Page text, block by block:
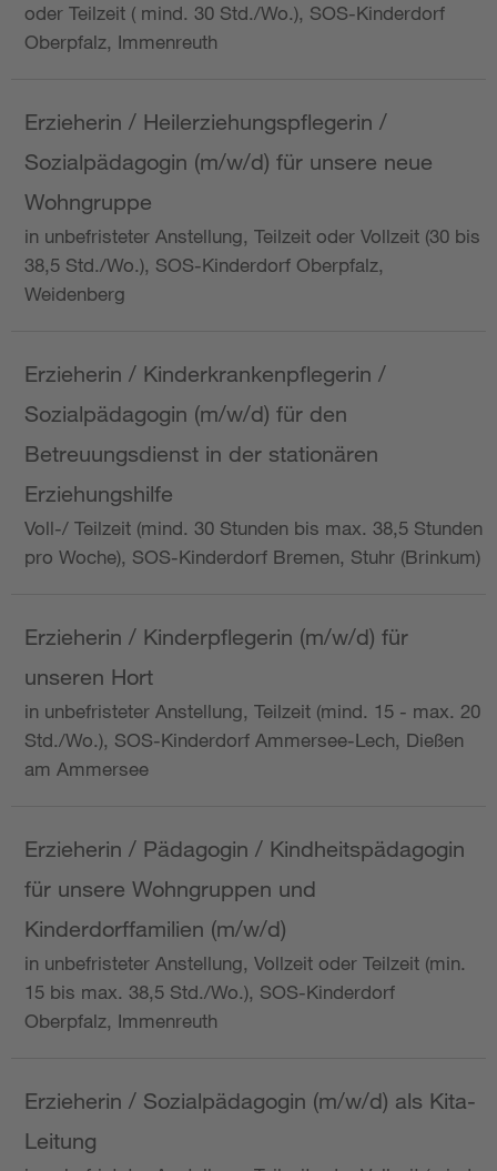
oder Teilzeit ( mind. 30 Std./Wo.), SOS-Kinderdorf
Oberpfalz, Immenreuth
Erzieherin / Heilerziehungspflegerin /
Sozialpädagogin (m/w/d) für unsere neue
Wohngruppe
in unbefristeter Anstellung, Teilzeit oder Vollzeit (30 bis
38,5 Std./Wo.), SOS-Kinderdorf Oberpfalz,
Weidenberg
Erzieherin / Kinderkrankenpflegerin /
Sozialpädagogin (m/w/d) für den
Betreuungsdienst in der stationären
Erziehungshilfe
Voll-/ Teilzeit (mind. 30 Stunden bis max. 38,5 Stunden
pro Woche), SOS-Kinderdorf Bremen, Stuhr (Brinkum)
Erzieherin / Kinderpflegerin (m/w/d) für
unseren Hort
in unbefristeter Anstellung, Teilzeit (mind. 15 - max. 20
Std./Wo.), SOS-Kinderdorf Ammersee-Lech, Dießen
am Ammersee
Erzieherin / Pädagogin / Kindheitspädagogin
für unsere Wohngruppen und
Kinderdorffamilien (m/w/d)
in unbefristeter Anstellung, Vollzeit oder Teilzeit (min.
15 bis max. 38,5 Std./Wo.), SOS-Kinderdorf
Oberpfalz, Immenreuth
Erzieherin / Sozialpädagogin (m/w/d) als Kita-
Leitung